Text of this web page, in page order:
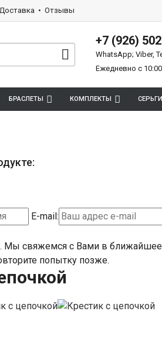
Отзывы
+7 (926)
WhatsApp; Viber,
Ежедневно с
БРАСЛЕТЫ КОМПЛЕКТЫ СЕРЬГИ
E-mail:
Мы свяжемся с Вами в
попытку позже.